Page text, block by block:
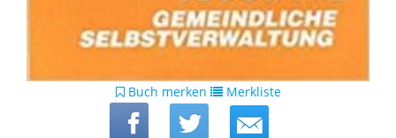
Buch merken Merkliste